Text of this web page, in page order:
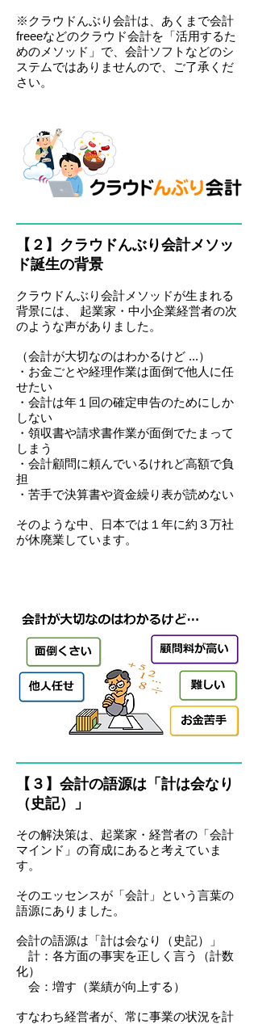
※クラウドんぶり会計は、あくまで会計
freeeなどのクラウド会計を「活用するた
めのメソッド」で、会計ソフトなどのシ
ステムではありませんので、ご了承くだ
さい。
【２】クラウドんぶり会計メソッ
ド誕生の背景
クラウドんぶり会計メソッドが生まれる
背景には、 起業家・中小企業経営者の次
のような声がありました。
（会計が大切なのはわかるけど ...）
・お金ごとや経理作業は面倒で他人に任
せたい
・会計は年１回の確定申告のためにしか
しない
・領収書や請求書作業が面倒でたまって
しまう
・会計顧問に頼んでいるけれど高額で負
担
・苦手で決算書や資金繰り表が読めない
そのような中、日本では１年に約３万社
が休廃業しています。
【３】会計の語源は「計は会なり
（史記）」
その解決策は、起業家・経営者の「会計
マインド」の育成にあると考えていま
す。
そのエッセンスが「会計」という言葉の
語源にありました。
会計の語源は「計は会なり（史記）」
計：各方面の事実を正しく言う（計数
化）
会：増す（業績が向上する）
すなわち経営者が、常に事業の状況を計